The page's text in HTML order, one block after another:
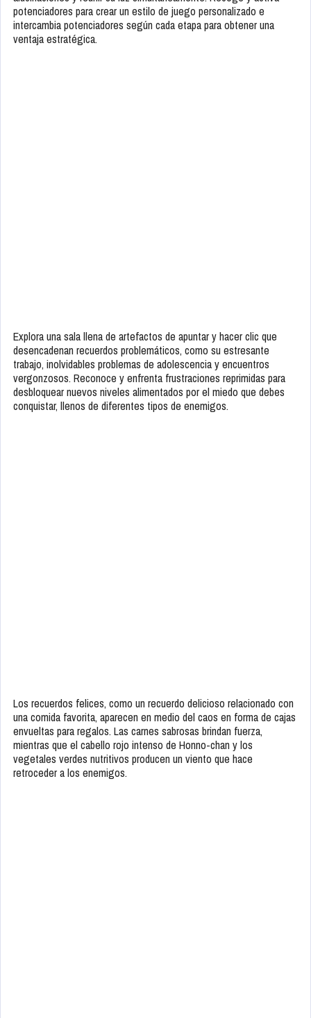
potenciadores para crear un estilo de juego personalizado e
intercambia potenciadores según cada etapa para obtener una
ventaja estratégica.
Explora una sala llena de artefactos de apuntar y hacer clic que
desencadenan recuerdos problemáticos, como su estresante
trabajo, inolvidables problemas de adolescencia y encuentros
vergonzosos. Reconoce y enfrenta frustraciones reprimidas para
desbloquear nuevos niveles alimentados por el miedo que debes
conquistar, llenos de diferentes tipos de enemigos.
Los recuerdos felices, como un recuerdo delicioso relacionado con
una comida favorita, aparecen en medio del caos en forma de cajas
envueltas para regalos. Las carnes sabrosas brindan fuerza,
mientras que el cabello rojo intenso de Honno-chan y los
vegetales verdes nutritivos producen un viento que hace
retroceder a los enemigos.